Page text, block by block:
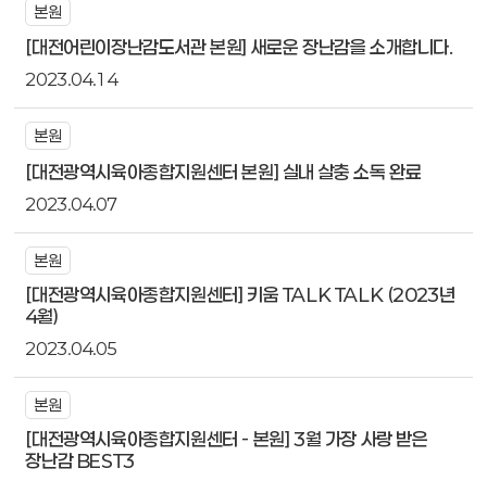
본원
[대전어린이장난감도서관 본원] 새로운 장난감을 소개합니다.
2023.04.14
본원
[대전광역시육아종합지원센터 본원] 실내 살충 소독 완료
2023.04.07
본원
[대전광역시육아종합지원센터] 키움 TALK TALK (2023년
4월)
2023.04.05
본원
[대전광역시육아종합지원센터 - 본원] 3월 가장 사랑 받은
장난감 BEST3